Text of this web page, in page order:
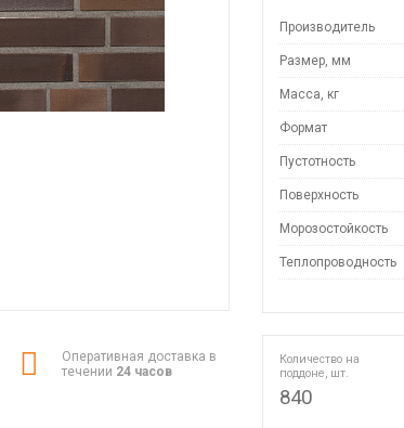
Оперативная доставка в
течении 24 часов
Производитель
Размер, мм
Масса, кг
Формат
Пустотность
Поверхность
Морозостойкость
Теплопроводность
Количество на
поддоне, шт.
840